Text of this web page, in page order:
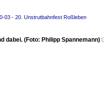
03 - 20. Unstrutbahnfest Roßleben
dabei. (Foto: Philipp Spannemann)